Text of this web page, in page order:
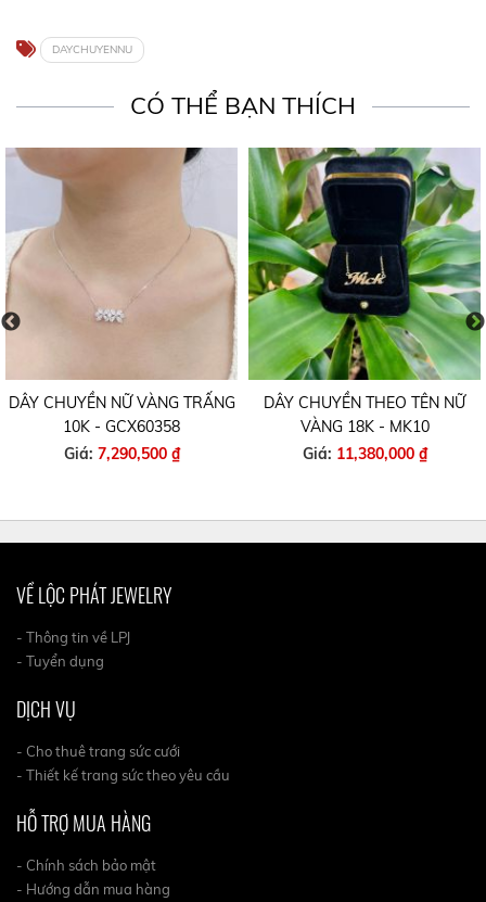
DAYCHUYENNU
CÓ THỂ BẠN THÍCH
DÂY CHUYỀN NỮ VÀNG TRẤNG
10K - GCX60358
Giá: 7,290,500 ₫
DÂY CHUYỀN THEO TÊN NỮ
VÀNG 18K - MK10
Giá: 11,380,000 ₫
VỀ LỘC PHÁT JEWELRY
- Thông tin về LPJ
- Tuyển dụng
DỊCH VỤ
- Cho thuê trang sức cưới
- Thiết kế trang sức theo yêu cầu
HỖ TRỢ MUA HÀNG
- Chính sách bảo mật
- Hướng dẫn mua hàng